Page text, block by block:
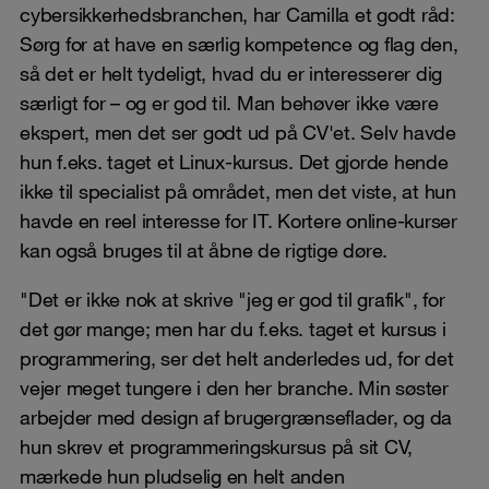
cybersikkerhedsbranchen, har Camilla et godt råd:
Sørg for at have en særlig kompetence og flag den,
så det er helt tydeligt, hvad du er interesserer dig
særligt for – og er god til. Man behøver ikke være
ekspert, men det ser godt ud på CV'et. Selv havde
hun f.eks. taget et Linux-kursus. Det gjorde hende
ikke til specialist på området, men det viste, at hun
havde en reel interesse for IT. Kortere online-kurser
kan også bruges til at åbne de rigtige døre.
"Det er ikke nok at skrive "jeg er god til grafik", for
det gør mange; men har du f.eks. taget et kursus i
programmering, ser det helt anderledes ud, for det
vejer meget tungere i den her branche. Min søster
arbejder med design af brugergrænseflader, og da
hun skrev et programmeringskursus på sit CV,
mærkede hun pludselig en helt anden